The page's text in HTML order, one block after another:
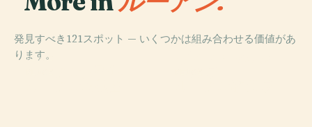
発見すべき121スポット — いくつかは組み合わせる価値があ
ります。
PLACE
PLACE